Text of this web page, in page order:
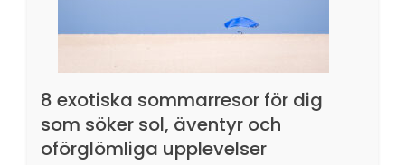
8 exotiska sommarresor för dig
som söker sol, äventyr och
oförglömliga upplevelser